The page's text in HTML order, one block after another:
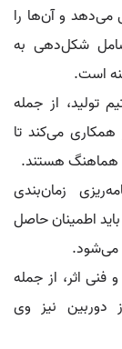
می‌دهد و آن‌ها را
شکل‌دهی به
است.
تولید، از جمله
همکاری می‌کند تا
هماهنگ هستند.
زمان‌بندی
اطمینان حاصل
می‌شود.
اثر، از جمله
دوربین نیز وی